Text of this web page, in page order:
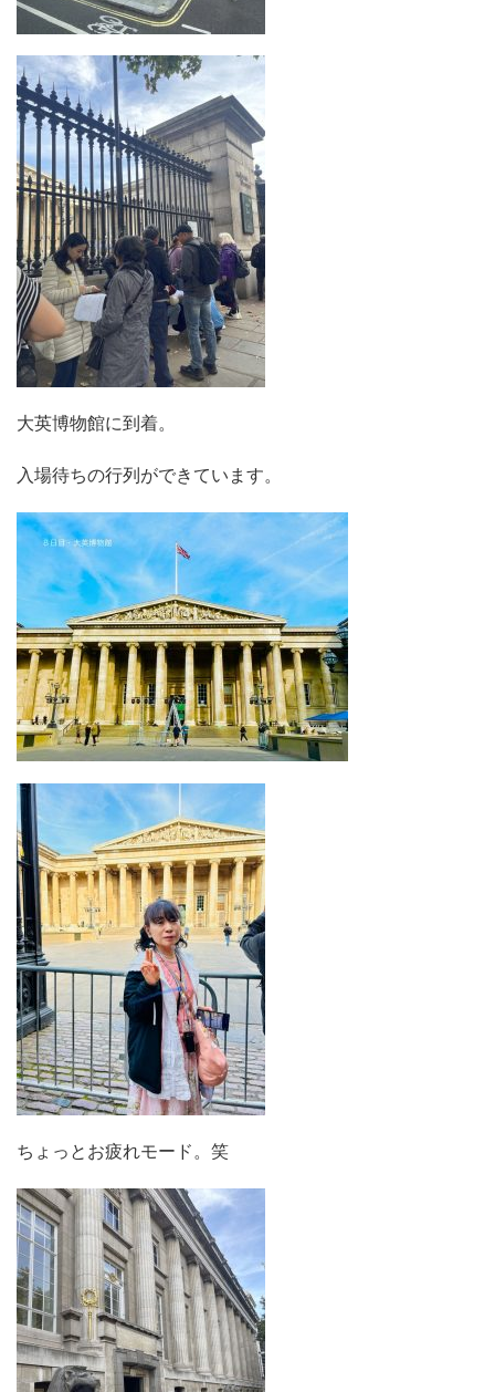
大英博物館に到着。
入場待ちの行列ができています。
ちょっとお疲れモード。笑